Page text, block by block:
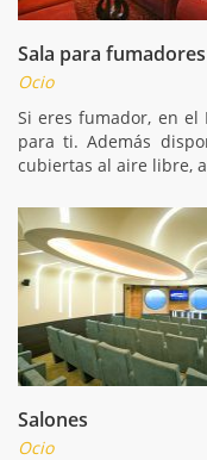
Sala para fumadores
Ocio
Si eres fumador, en el
para ti. Además
cubiertas al aire libre,
Salones
Ocio